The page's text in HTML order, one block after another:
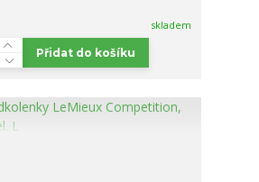
skladem
Přidat do košíku